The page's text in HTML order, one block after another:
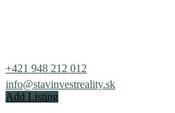
+421 948 212 012
info@stavinvestreality.sk
Add Listing